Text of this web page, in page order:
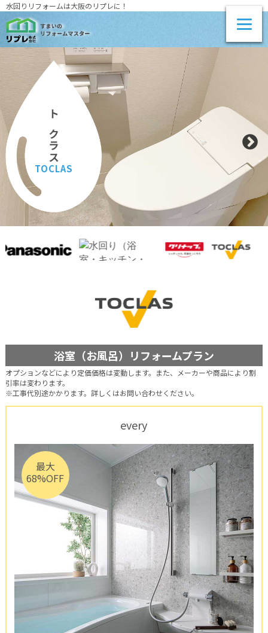
水回りリフォームは大阪のリプレに！
トクラス
TOCLAS
メー
浴室（お風呂）リフォームプラン
オプションなどにより定価価格は変動します。また、メーカーや商品により割
引率は変わります。
※工事代別途かかります。詳しくはお問い合わせください。
every
最大
68%OFF